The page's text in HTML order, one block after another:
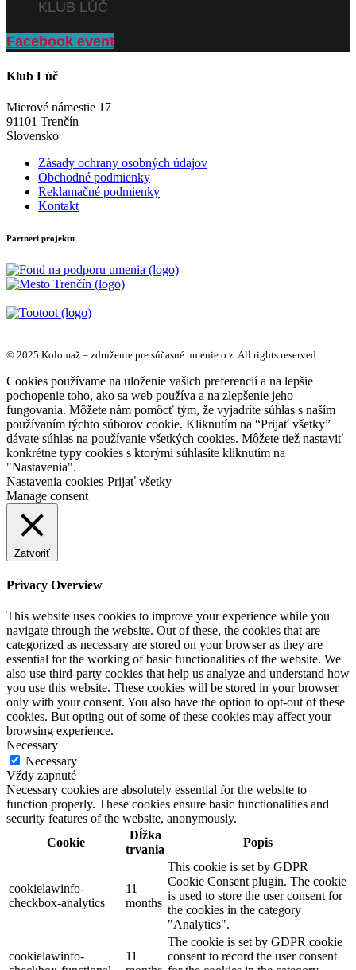
KLUB LÚČ
Facebook event
Klub Lúč
Mierové námestie 17
91101 Trenčín
Slovensko
Zásady ochrany osobných údajov
Obchodné podmienky
Reklamačné podmienky
Kontakt
Partneri projektu
© 2025 Kolomaž – združenie pre súčasné umenie o.z. All rights reserved
Cookies používame na uloženie vašich preferencií a na lepšie
pochopenie toho, ako sa web používa a na zlepšenie jeho
fungovania. Môžete nám pomôcť tým, že vyjadríte súhlas s naším
používaním týchto súborov cookie. Kliknutím na “Prijať všetky”
dávate súhlas na používanie všetkých cookies. Môžete tiež nastaviť
konkrétne typy cookies s ktorými súhlasíte kliknutím na
"Nastavenia".
Nastavenia cookies Prijať všetky
Manage consent
Zatvoriť
Privacy Overview
This website uses cookies to improve your experience while you
navigate through the website. Out of these, the cookies that are
categorized as necessary are stored on your browser as they are
essential for the working of basic functionalities of the website. We
also use third-party cookies that help us analyze and understand how
you use this website. These cookies will be stored in your browser
only with your consent. You also have the option to opt-out of these
cookies. But opting out of some of these cookies may affect your
browsing experience.
Necessary
Necessary
Vždy zapnuté
Necessary cookies are absolutely essential for the website to
function properly. These cookies ensure basic functionalities and
security features of the website, anonymously.
Cookie
Dĺžka
trvania
Popis
cookielawinfo-
checkbox-analytics
11
months
This cookie is set by GDPR
Cookie Consent plugin. The cookie
is used to store the user consent for
the cookies in the category
"Analytics".
cookielawinfo-
11
The cookie is set by GDPR cookie
consent to record the user consent